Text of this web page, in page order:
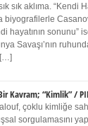
sık aklıma. “Kendi
biyografilerle
hayatının sonunu”
Savaşı’nın
Kavram; “Kimlik” /
çoklu kimliğe
sorgulamasını